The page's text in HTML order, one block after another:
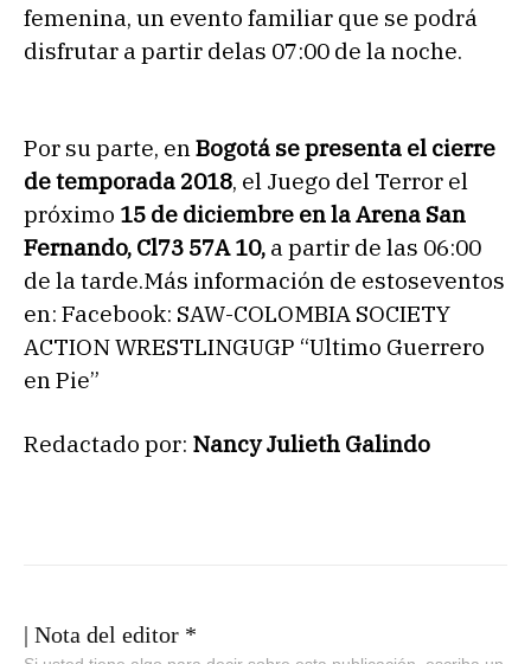
femenina, un evento familiar que se podrá
disfrutar a partir delas 07:00 de la noche.
Por su parte, en Bogotá se presenta el cierre
de temporada 2018, el Juego del Terror el
próximo 15 de diciembre en la Arena San
Fernando, Cl73 57A 10, a partir de las 06:00
de la tarde.Más información de estoseventos
en: Facebook: SAW-COLOMBIA SOCIETY
ACTION WRESTLINGUGP “Ultimo Guerrero
en Pie”
Redactado por: Nancy Julieth Galindo
| Nota del editor *